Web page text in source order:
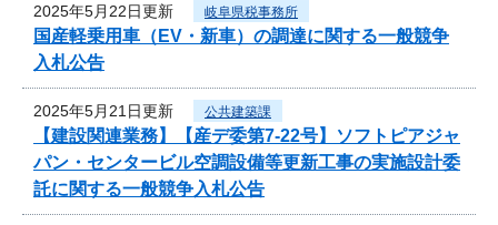
2025年5月22日更新 岐阜県税事務所
国産軽乗用車（EV・新車）の調達に関する一般競争
入札公告
2025年5月21日更新 公共建築課
【建設関連業務】【産デ委第7-22号】ソフトピアジャ
パン・センタービル空調設備等更新工事の実施設計委
託に関する一般競争入札公告